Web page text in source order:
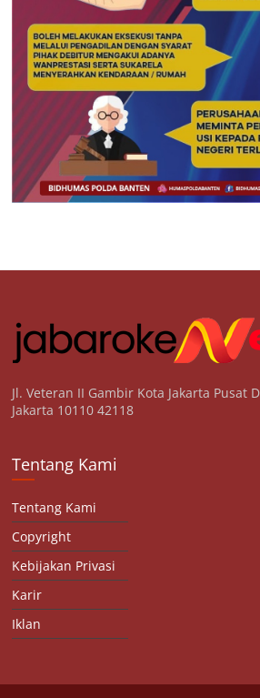
Jl. Veteran II Gambir Kota Jakarta Pusat
Jakarta 10110 42118
Tentang Kami
Tentang Kami
Copyright
Kebijakan Privasi
Karir
Iklan